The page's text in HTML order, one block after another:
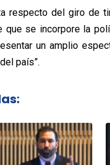
respecto del giro de
que se incorpore la
un amplio
país”.